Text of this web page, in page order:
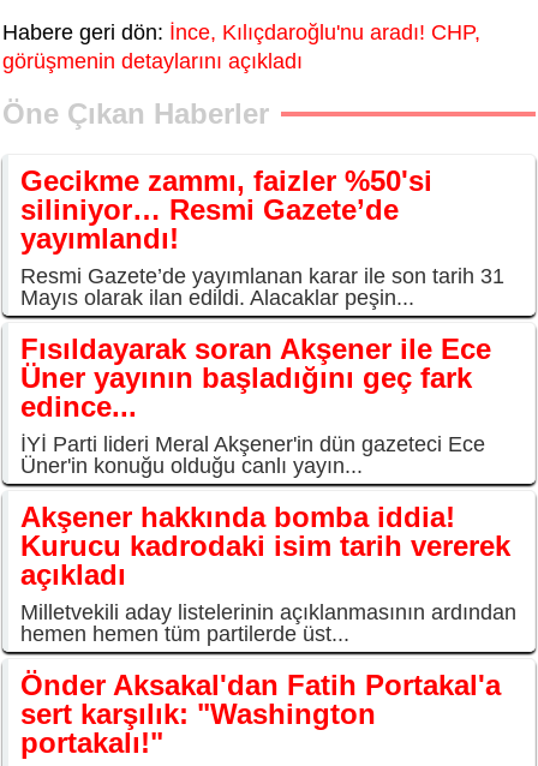
Habere geri dön: İnce, Kılıçdaroğlu'nu aradı! CHP,
görüşmenin detaylarını açıkladı
Öne Çıkan Haberler
Gecikme zammı, faizler %50'si
siliniyor… Resmi Gazete’de
yayımlandı!
Resmi Gazete’de yayımlanan karar ile son tarih 31
Mayıs olarak ilan edildi. Alacaklar peşin...
Fısıldayarak soran Akşener ile Ece
Üner yayının başladığını geç fark
edince...
İYİ Parti lideri Meral Akşener'in dün gazeteci Ece
Üner'in konuğu olduğu canlı yayın...
Akşener hakkında bomba iddia!
Kurucu kadrodaki isim tarih vererek
açıkladı
Milletvekili aday listelerinin açıklanmasının ardından
hemen hemen tüm partilerde üst...
Önder Aksakal'dan Fatih Portakal'a
sert karşılık: "Washington
portakalı!"